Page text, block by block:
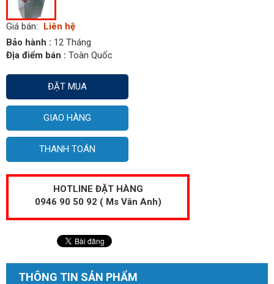
Giá bán:
Liên hệ
Bảo hành : 12 Tháng
Địa điểm bán : Toàn Quốc
ĐẶT MUA
GIAO HÀNG
THANH TOÁN
HOTLINE ĐẶT HÀNG
0946 90 50 92 ( Ms Vân Anh)
THÔNG TIN SẢN PHẨM